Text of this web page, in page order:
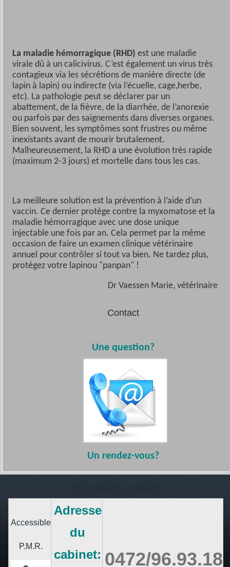
La maladie hémorragique (RHD) est une maladie
virale dû à un calicivirus. C’est également un virus très
contagieux via les sécrétions de manière directe (de
lapin à lapin) ou indirecte (via l’écuelle, cage,herbe,
etc). La pathologie peut se déclarer par un
abattement, de la fièvre, de la diarrhée, de l’anorexie
ou parfois par des saignements dans diverses organes.
Bien souvent, les symptômes sont frustres ou même
inexistants avant de mourir brutalement.
Malheureusement, la RHD a une évolution très rapide
(maximum 2-3 jours) et mortelle dans tous les cas.
La meilleure solution est la prévention à l’aide d’un
vaccin. Ce dernier protège contre la myxomatose et la
maladie hémorragique avec une dose unique
injectable une fois par an. Cela permet par la même
occasion de faire un examen clinique vétérinaire
annuel pour contrôler si tout va bien. Ne tardez plus,
protégez votre lapinou "panpan" !
Dr Vaessen Marie, vétérinaire
Contact
Une question?
Un rendez-vous?
Accessible
P.M.R.
Adresse
du
cabinet: 0472/96.93.18